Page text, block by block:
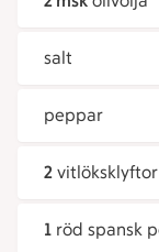
salt
peppar
2 vitlöksklyftor
1 röd spansk